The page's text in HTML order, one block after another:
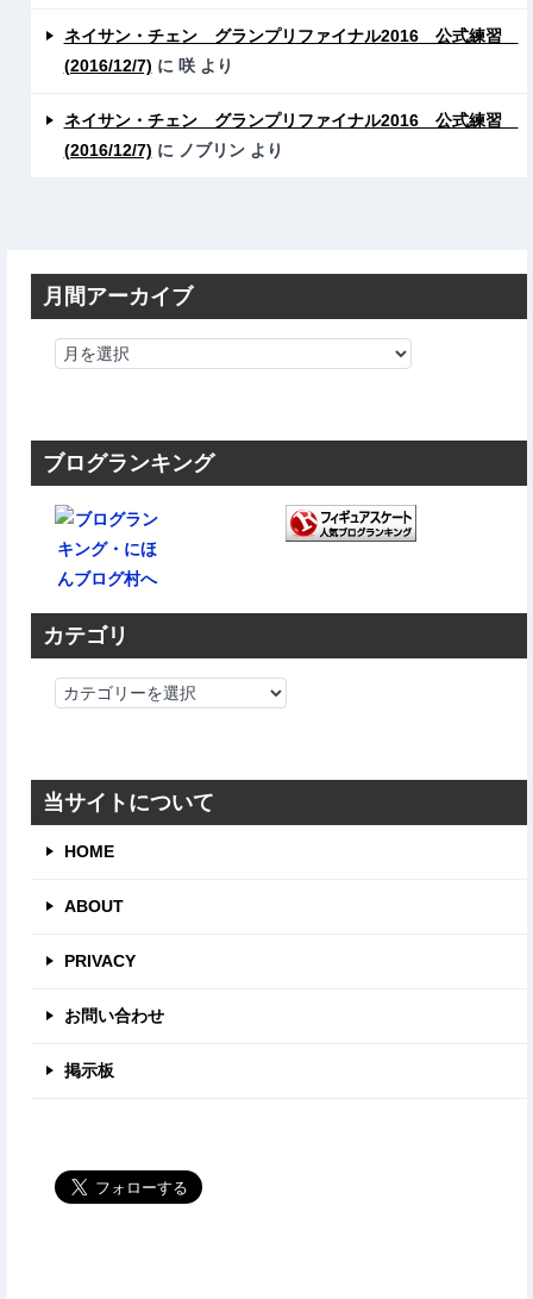
ネイサン・チェン グランプリファイナル2016 公式練習
(2016/12/7) に 咲より
ネイサン・チェン グランプリファイナル2016 公式練習
(2016/12/7) に ノブリンより
月間アーカイブ
ブログランキング
カテゴリ
カ
リ
当サイトについて
HOME
ABOUT
PRIVACY
お問い合わせ
掲示板